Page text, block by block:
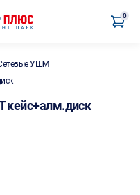
0
УШМ
кейс+алм.диск